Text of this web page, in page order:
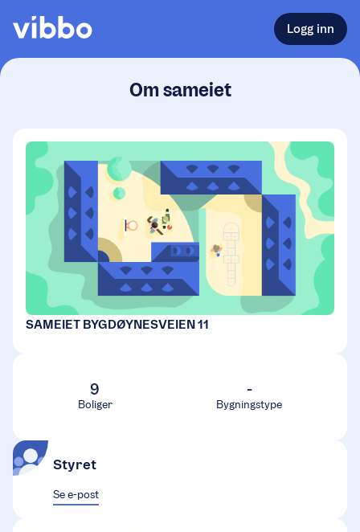
Logg inn
Om sameiet
SAMEIET BYGDØYNESVEIEN 11
9
Boliger
-
Bygningstype
Styret
Se e-post